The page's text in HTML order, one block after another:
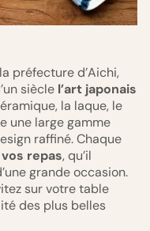
préfecture d’Aichi,
siècle l’art japonais
la laque, le
une large gamme
raffiné. Chaque
repas, qu’il
grande occasion.
sur votre table
des plus belles